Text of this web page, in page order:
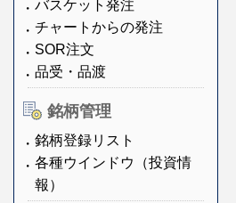
バスケット発注
チャートからの発注
SOR注文
品受・品渡
銘柄管理
銘柄登録リスト
各種ウインドウ（投資情
報）